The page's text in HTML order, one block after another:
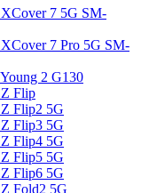
7 5G SM-
7 Pro 5G SM-
2 G130
Z Flip
Flip2 5G
Flip3 5G
Flip4 5G
Flip5 5G
Flip6 5G
Fold2 5G